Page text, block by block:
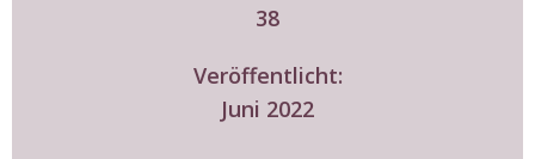
38
Veröffentlicht:
Juni 2022